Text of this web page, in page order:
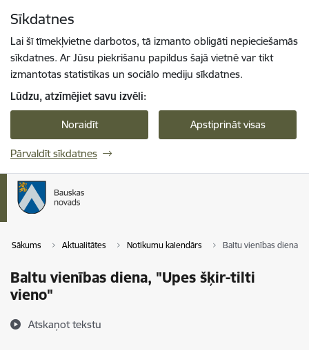
Sīkdatnes
Lai šī tīmekļvietne darbotos, tā izmanto obligāti nepieciešamās
sīkdatnes. Ar Jūsu piekrišanu papildus šajā vietnē var tikt
izmantotas statistikas un sociālo mediju sīkdatnes.
Lūdzu, atzīmējiet savu izvēli:
Noraidīt Apstiprināt visas
Pārvaldīt sīkdatnes
Sākums Aktualitātes Notikumu kalendārs Baltu vienības diena,
Baltu vienības diena, "Upes šķir-tilti
vieno"
Atskaņot tekstu